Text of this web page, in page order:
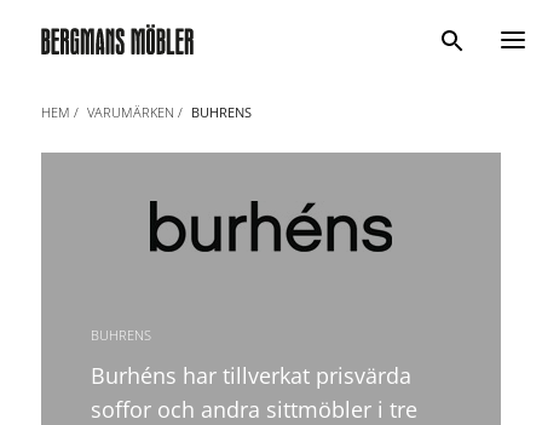
Sök
HEM VARUMÄRKEN BUHRENS
BUHRENS
Burhéns har tillverkat prisvärda
soffor och andra sittmöbler i tre